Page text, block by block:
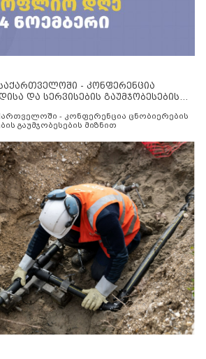
- კონფერენცია
და სერვისების გაუმჯობესების
- კონფერენცია ცნობიერების
გაუმჯობესების მიზნით